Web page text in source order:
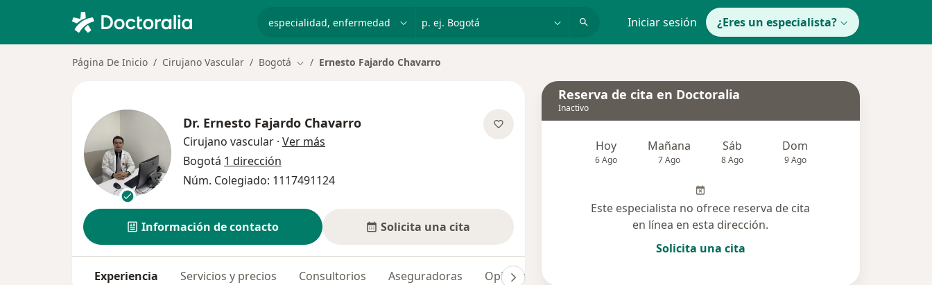
p. ej. Bogotá Iniciar sesión ¿Eres un especialista?
Página De Inicio Cirujano Vascular Bogotá Cambiar de ciudad
Ernesto Fajardo Chavarro
Dr. Ernesto Fajardo Chavarro
Cirujano vascular · Ver más
Bogotá 1 dirección
Núm. Colegiado: 1117491124
Información de contacto Solicita una cita
Experiencia Servicios y precios Consultorios Aseguradoras Opiniones
Reserva de cita en Doctoralia
Inactivo
Hoy
6 Ago
Mañana
7 Ago
Sáb
8 Ago
Dom
9 Ago
Este especialista no ofrece reserva de cita
en línea en esta dirección.
Solicita una cita